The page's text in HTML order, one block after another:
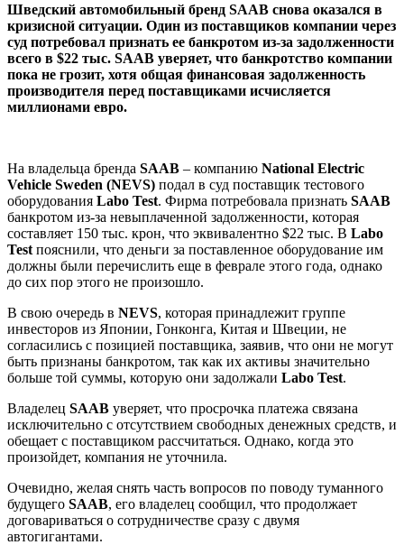
Шведский автомобильный бренд SAAB снова оказался в
кризисной ситуации. Один из поставщиков компании через
суд потребовал признать ее банкротом из-за задолженности
всего в $22 тыс. SAAB уверяет, что банкротство компании
пока не грозит, хотя общая финансовая задолженность
производителя перед поставщиками исчисляется
миллионами евро.
На владельца бренда SAAB – компанию National Electric
Vehicle Sweden (NEVS) подал в суд поставщик тестового
оборудования Labo Test. Фирма потребовала признать SAAB
банкротом из-за невыплаченной задолженности, которая
составляет 150 тыс. крон, что эквивалентно $22 тыс. В Labo
Test пояснили, что деньги за поставленное оборудование им
должны были перечислить еще в феврале этого года, однако
до сих пор этого не произошло.
В свою очередь в NEVS, которая принадлежит группе
инвесторов из Японии, Гонконга, Китая и Швеции, не
согласились с позицией поставщика, заявив, что они не могут
быть признаны банкротом, так как их активы значительно
больше той суммы, которую они задолжали Labo Test.
Владелец SAAB уверяет, что просрочка платежа связана
исключительно с отсутствием свободных денежных средств, и
обещает с поставщиком рассчитаться. Однако, когда это
произойдет, компания не уточнила.
Очевидно, желая снять часть вопросов по поводу туманного
будущего SAAB, его владелец сообщил, что продолжает
договариваться о сотрудничестве сразу с двумя
автогигантами.